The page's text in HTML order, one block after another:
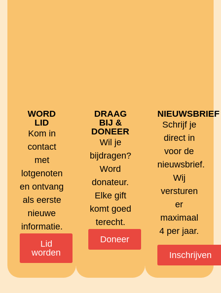
WORD
LID
Kom in
contact
met
lotgenoten
en ontvang
als eerste
nieuwe
informatie.
Lid
worden
DRAAG
BIJ &
DONEER
Wil je
bijdragen?
Word
donateur.
Elke gift
komt goed
terecht.
Doneer
NIEUWSBRIEF
Schrijf je
direct in
voor de
nieuwsbrief.
Wij
versturen
er
maximaal
4 per jaar.
Inschrijven